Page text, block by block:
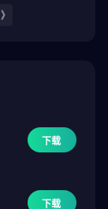
下载
下载